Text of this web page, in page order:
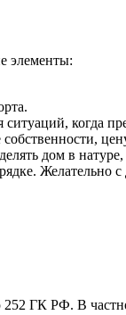
элементы:
когда
дом в
Желательно с
252 ГК РФ. В